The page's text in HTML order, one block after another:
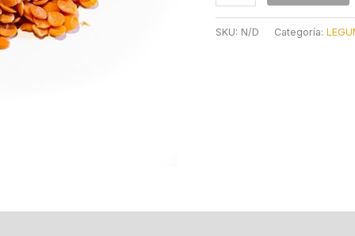
SKU: N/D Categoría: